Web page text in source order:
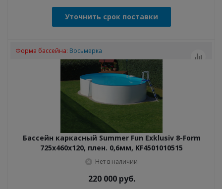
Уточнить срок поставки
Бассейн каркасный Summer Fun Exklusiv 8-Form
725x460х120, плен. 0,6мм, KF4501010515
Нет в наличии
Форма бассейна: Восьмерка
220 000руб.